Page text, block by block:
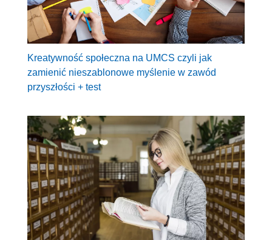
Kreatywność społeczna na UMCS czyli jak
zamienić nieszablonowe myślenie w zawód
przyszłości + test